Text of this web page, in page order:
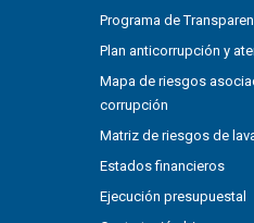
Programa de
Plan anticorrupción y
Mapa de riesgos
corrupción
Matriz de riesgos de
Estados financieros
Ejecución presupuestal